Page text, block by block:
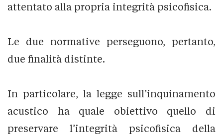
attentato alla propria integrità psicofisica.
Le due normative perseguono, pertanto,
due finalità distinte.
In particolare, la legge sull’inquinamento
acustico ha quale obiettivo quello di
preservare l’integrità psicofisica della